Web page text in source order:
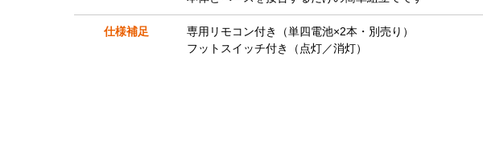
仕様補足
専用リモコン付き（単四電池×2本・別売り）
フットスイッチ付き（点灯／消灯）